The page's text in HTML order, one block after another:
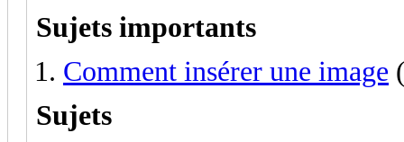
Sujets importants
Comment insérer une image
Sujets